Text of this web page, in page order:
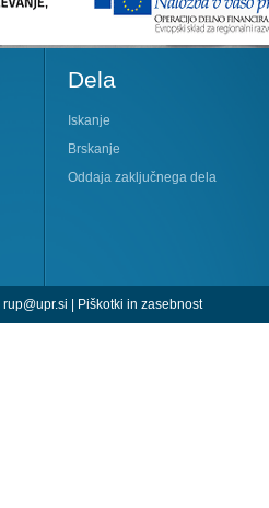
Dela
Iskanje
Brskanje
Oddaja zaključnega dela
rup@upr.si | Piškotki in zasebnost